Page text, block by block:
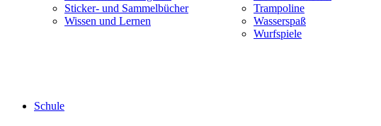
Sticker- und Sammelbücher
Wissen und Lernen
Trampoline
Wasserspaß
Wurfspiele
Schule